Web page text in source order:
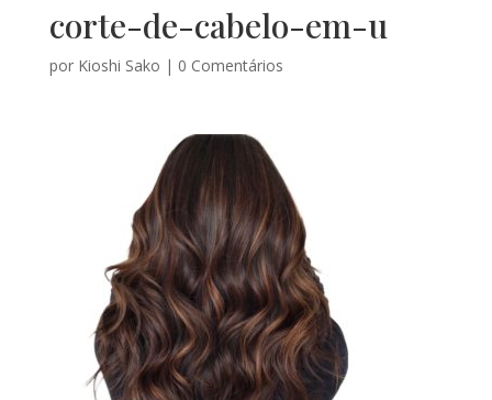
corte-de-cabelo-em-u
por Kioshi Sako | 0 Comentários